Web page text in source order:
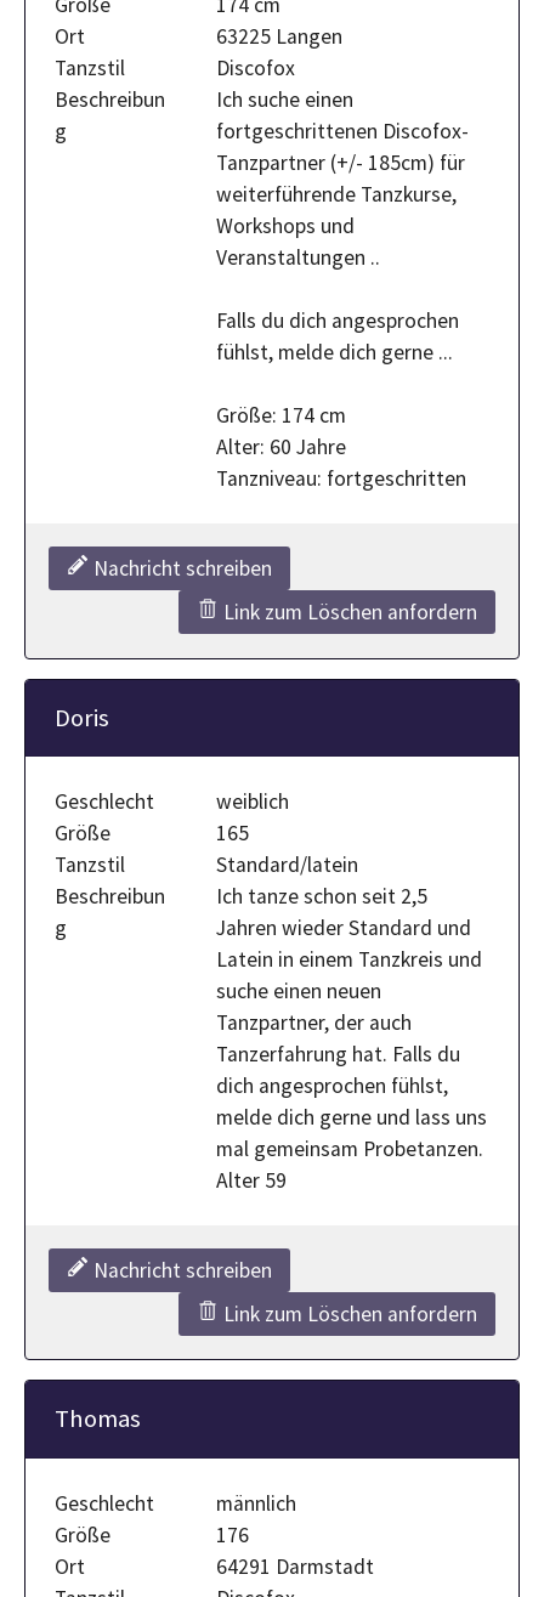
Ort
63225 Langen
Tanzstil
Discofox
Beschreibun
g
Ich suche einen
fortgeschrittenen Discofox-
Tanzpartner (+/- 185cm) für
weiterführende Tanzkurse,
Workshops und
Veranstaltungen ..
Falls du dich angesprochen
fühlst, melde dich gerne ...
Größe: 174 cm
Alter: 60 Jahre
Tanzniveau: fortgeschritten
Nachricht schreiben
Link zum Löschen anfordern
Doris
Geschlecht
weiblich
Größe
165
Tanzstil
Standard/latein
Beschreibun
g
Ich tanze schon seit 2,5
Jahren wieder Standard und
Latein in einem Tanzkreis und
suche einen neuen
Tanzpartner, der auch
Tanzerfahrung hat. Falls du
dich angesprochen fühlst,
melde dich gerne und lass uns
mal gemeinsam Probetanzen.
Alter 59
Nachricht schreiben
Link zum Löschen anfordern
Thomas
Geschlecht
männlich
Größe
176
Ort
64291 Darmstadt